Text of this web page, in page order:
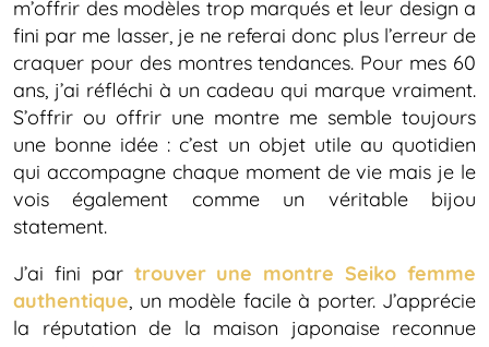
m’offrir des modèles trop marqués et leur design a
fini par me lasser, je ne referai donc plus l’erreur de
craquer pour des montres tendances. Pour mes 60
ans, j’ai réfléchi à un cadeau qui marque vraiment.
S’offrir ou offrir une montre me semble toujours
une bonne idée : c’est un objet utile au quotidien
qui accompagne chaque moment de vie mais je le
vois également comme un véritable bijou
statement.
J’ai fini par trouver une montre Seiko femme
authentique, un modèle facile à porter. J’apprécie
la réputation de la maison japonaise reconnue